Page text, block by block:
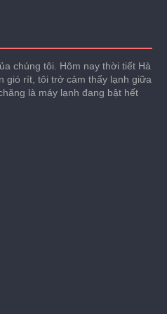
chúng tôi. Hôm nay thời tiết Hà
gió rít, tôi trở cảm thấy lạnh giữa
là máy lạnh đang bật hết